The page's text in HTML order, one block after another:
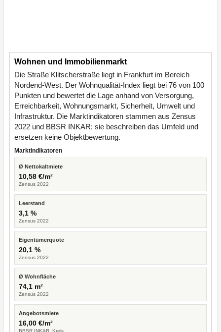
Wohnen und Immobilienmarkt
Die Straße Klitscherstraße liegt in Frankfurt im Bereich
Nordend-West. Der Wohnqualität-Index liegt bei 76 von 100
Punkten und bewertet die Lage anhand von Versorgung,
Erreichbarkeit, Wohnungsmarkt, Sicherheit, Umwelt und
Infrastruktur. Die Marktindikatoren stammen aus Zensus
2022 und BBSR INKAR; sie beschreiben das Umfeld und
ersetzen keine Objektbewertung.
Marktindikatoren
Ø Nettokaltmiete
10,58 €/m²
Zensus 2022
Leerstand
3,1 %
Zensus 2022
Eigentümerquote
20,1 %
Zensus 2022
Ø Wohnfläche
74,1 m²
Zensus 2022
Angebotsmiete
16,00 €/m²
BBSR INKAR, Kreis